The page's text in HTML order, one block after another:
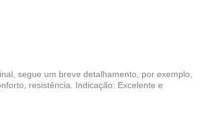
segue um breve detalhamento, por exemplo,
resistência. Indicação: Excelente e